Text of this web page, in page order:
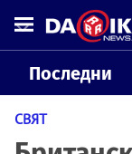
Последни
СВЯТ